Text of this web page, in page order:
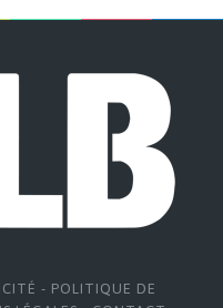
- POLITIQUE DE